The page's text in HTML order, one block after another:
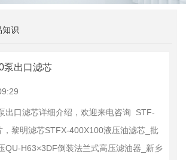
知识
泵出口滤芯
出口滤芯详细介绍，欢迎来电咨询 STF-
黎明滤芯STFX-400X100液压油滤芯_批
QU-H63×3DF倒装法兰式高压滤油器_新乡